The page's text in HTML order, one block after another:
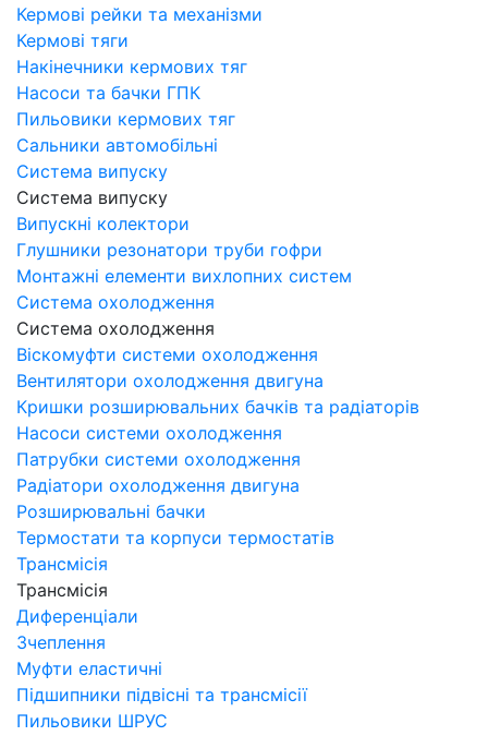
Кермові рейки та механізми
Кермові тяги
Накінечники кермових тяг
Насоси та бачки ГПК
Пильовики кермових тяг
Сальники автомобільні
Система випуску
Система випуску
Випускні колектори
Глушники резонатори труби гофри
Монтажні елементи вихлопних систем
Система охолодження
Система охолодження
Віскомуфти системи охолодження
Вентилятори охолодження двигуна
Кришки розширювальних бачків та радіаторів
Насоси системи охолодження
Патрубки системи охолодження
Радіатори охолодження двигуна
Розширювальні бачки
Термостати та корпуси термостатів
Трансмісія
Трансмісія
Диференціали
Зчеплення
Муфти еластичні
Підшипники підвісні та трансмісії
Пильовики ШРУС